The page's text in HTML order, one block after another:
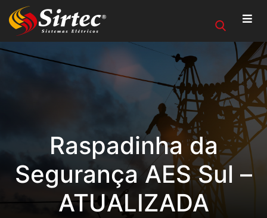
Raspadinha da
Segurança AES Sul –
ATUALIZADA